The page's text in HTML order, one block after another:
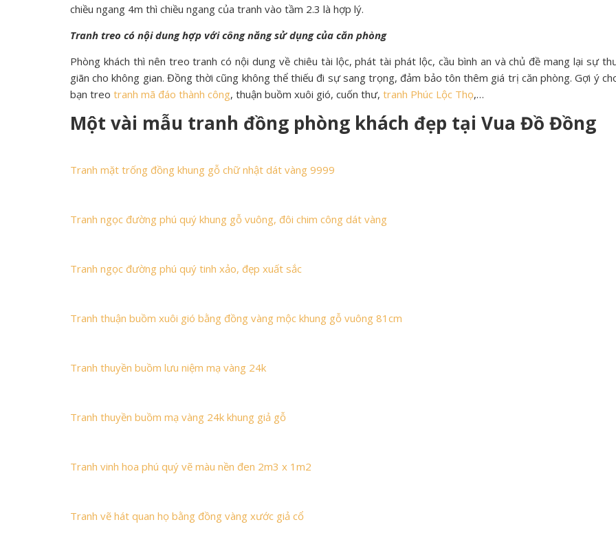
chiều ngang 4m thì chiều ngang của tranh vào tầm 2.3 là hợp lý.
Tranh treo có nội dung hợp với công năng sử dụng của căn phòng
Phòng khách thì nên treo tranh có nội dung về chiêu tài lộc, phát tài phát lộc, cầu bình an và chủ đề mang lại sự
giãn cho không gian. Đồng thời cũng không thể thiếu đi sự sang trọng, đảm bảo tôn thêm giá trị căn phòng. Gợi ý
bạn treo tranh mã đáo thành công, thuận buồm xuôi gió, cuốn thư, tranh Phúc Lộc Thọ,…
Một vài mẫu tranh đồng phòng khách đẹp tại Vua Đồ Đồng
Tranh mặt trống đồng khung gỗ chữ nhật dát vàng 9999
Tranh ngọc đường phú quý khung gỗ vuông, đôi chim công dát vàng
Tranh ngọc đường phú quý tinh xảo, đẹp xuất sắc
Tranh thuận buồm xuôi gió bằng đồng vàng mộc khung gỗ vuông 81cm
Tranh thuyền buồm lưu niệm mạ vàng 24k
Tranh thuyền buồm mạ vàng 24k khung giả gỗ
Tranh vinh hoa phú quý vẽ màu nền đen 2m3 x 1m2
Tranh vẽ hát quan họ bằng đồng vàng xước giả cổ